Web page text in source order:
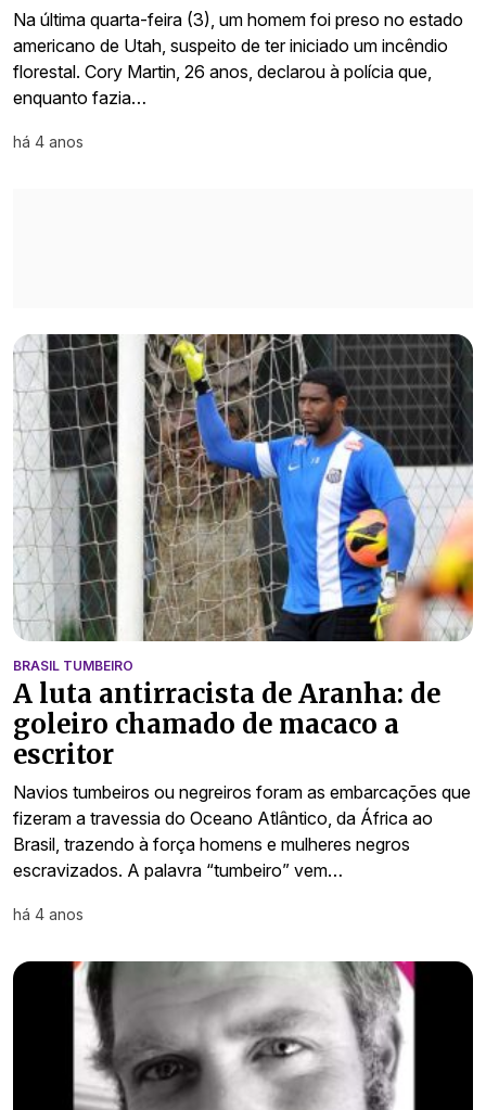
Na última quarta-feira (3), um homem foi preso no estado
americano de Utah, suspeito de ter iniciado um incêndio
florestal. Cory Martin, 26 anos, declarou à polícia que,
enquanto fazia…
há 4 anos
BRASIL TUMBEIRO
A luta antirracista de Aranha: de
goleiro chamado de macaco a
escritor
Navios tumbeiros ou negreiros foram as embarcações que
fizeram a travessia do Oceano Atlântico, da África ao
Brasil, trazendo à força homens e mulheres negros
escravizados. A palavra “tumbeiro” vem…
há 4 anos